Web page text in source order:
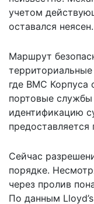
учетом
оставался неясен.
Маршрут
где ВМС Корпуса
портовые службы
идентификацию
предоставляется
Сейчас
порядке.
через пролив
По данным